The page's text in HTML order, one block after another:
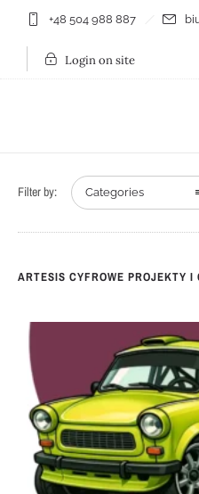
+48 504 988 887
Login on site
Filter by: Categories
ARTESIS CYFROWE PROJEKTY